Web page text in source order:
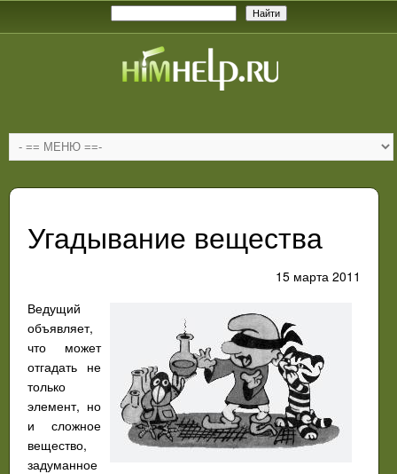
Угадывание вещества
15 марта 2011
Ведущий
объявляет,
что может
отгадать не
только
элемент, но
и сложное
вещество,
задуманное